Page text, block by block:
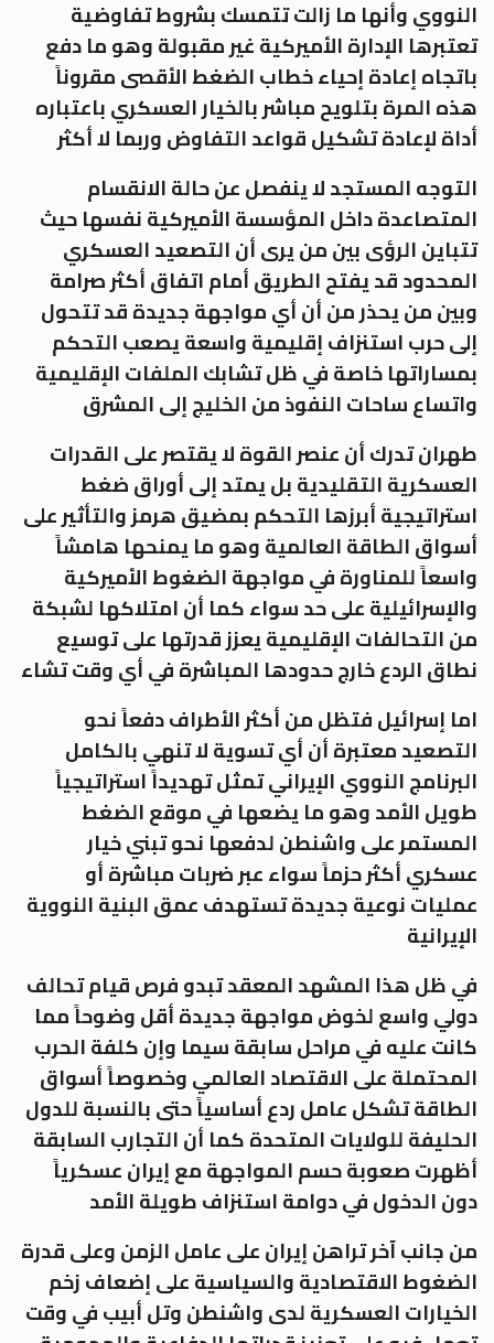
النووي وأنها ما زالت تتمسك بشروط تفاوضية
تعتبرها الإدارة الأميركية غير مقبولة وهو ما دفع
باتجاه إعادة إحياء خطاب الضغط الأقصى مقروناً
هذه المرة بتلويح مباشر بالخيار العسكري باعتباره
أداة لإعادة تشكيل قواعد التفاوض وربما لا أكثر
التوجه المستجد لا ينفصل عن حالة الانقسام
المتصاعدة داخل المؤسسة الأميركية نفسها حيث
تتباين الرؤى بين من يرى أن التصعيد العسكري
المحدود قد يفتح الطريق أمام اتفاق أكثر صرامة
وبين من يحذر من أن أي مواجهة جديدة قد تتحول
إلى حرب استنزاف إقليمية واسعة يصعب التحكم
بمساراتها خاصة في ظل تشابك الملفات الإقليمية
واتساع ساحات النفوذ من الخليج إلى المشرق
طهران تدرك أن عنصر القوة لا يقتصر على القدرات
العسكرية التقليدية بل يمتد إلى أوراق ضغط
استراتيجية أبرزها التحكم بمضيق هرمز والتأثير على
أسواق الطاقة العالمية وهو ما يمنحها هامشاً
واسعاً للمناورة في مواجهة الضغوط الأميركية
والإسرائيلية على حد سواء كما أن امتلاكها لشبكة
من التحالفات الإقليمية يعزز قدرتها على توسيع
نطاق الردع خارج حدودها المباشرة في أي وقت تشاء
اما إسرائيل فتظل من أكثر الأطراف دفعاً نحو
التصعيد معتبرة أن أي تسوية لا تنهي بالكامل
البرنامج النووي الإيراني تمثل تهديداً استراتيجياً
طويل الأمد وهو ما يضعها في موقع الضغط
المستمر على واشنطن لدفعها نحو تبني خيار
عسكري أكثر حزماً سواء عبر ضربات مباشرة أو
عمليات نوعية جديدة تستهدف عمق البنية النووية
الإيرانية
في ظل هذا المشهد المعقد تبدو فرص قيام تحالف
دولي واسع لخوض مواجهة جديدة أقل وضوحاً مما
كانت عليه في مراحل سابقة سيما وإن كلفة الحرب
المحتملة على الاقتصاد العالمي وخصوصاً أسواق
الطاقة تشكل عامل ردع أساسياً حتى بالنسبة للدول
الحليفة للولايات المتحدة كما أن التجارب السابقة
أظهرت صعوبة حسم المواجهة مع إيران عسكرياً
دون الدخول في دوامة استنزاف طويلة الأمد
من جانب آخر تراهن إيران على عامل الزمن وعلى قدرة
الضغوط الاقتصادية والسياسية على إضعاف زخم
الخيارات العسكرية لدى واشنطن وتل أبيب في وقت